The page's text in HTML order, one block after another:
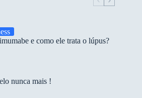
e como ele trata o lúpus?
nunca mais !